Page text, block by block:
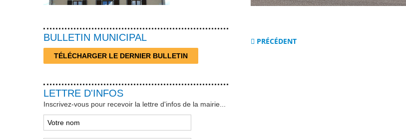
BULLETIN MUNICIPAL
TÉLÉCHARGER LE DERNIER BULLETIN
LETTRE D'INFOS
Inscrivez-vous pour recevoir la lettre d'infos de la mairie...
PRÉCÉDENT